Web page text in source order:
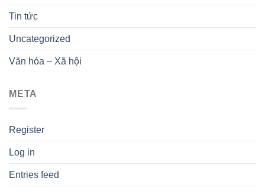
Tin tức
Uncategorized
Văn hóa – Xã hội
META
Register
Log in
Entries feed